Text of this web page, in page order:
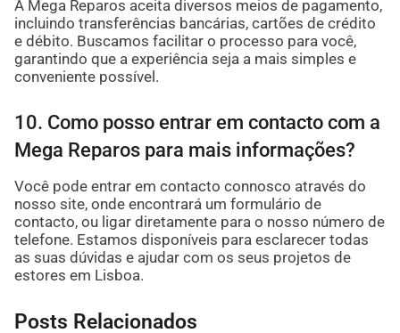
A Mega Reparos aceita diversos meios de pagamento,
incluindo transferências bancárias, cartões de crédito
e débito. Buscamos facilitar o processo para você,
garantindo que a experiência seja a mais simples e
conveniente possível.
10. Como posso entrar em contacto com a
Mega Reparos para mais informações?
Você pode entrar em contacto connosco através do
nosso site, onde encontrará um formulário de
contacto, ou ligar diretamente para o nosso número de
telefone. Estamos disponíveis para esclarecer todas
as suas dúvidas e ajudar com os seus projetos de
estores em Lisboa.
Posts Relacionados